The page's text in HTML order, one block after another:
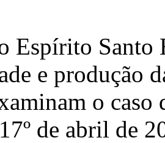
Espírito
e produção
o
de abril de